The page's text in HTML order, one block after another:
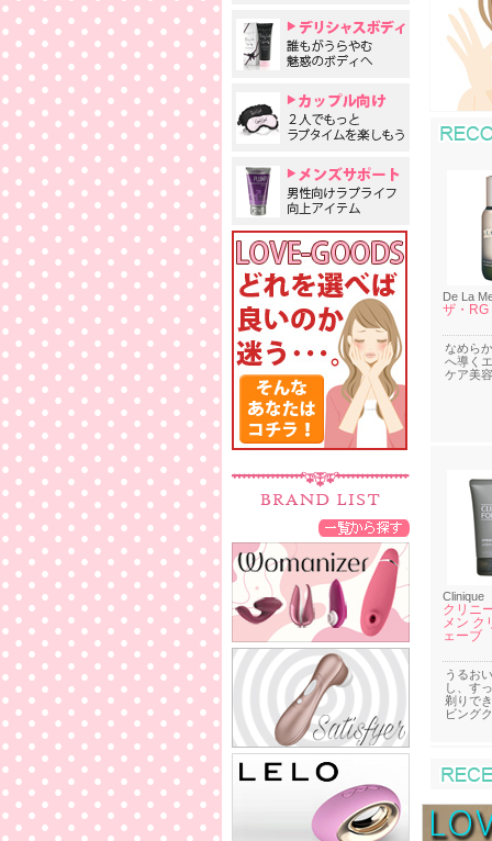
De La
ザ・RG
なめら
へ導く
ケア美
Clinique
クリニ
メン ク
ェーブ
うるお
し、す
剃りで
ビング